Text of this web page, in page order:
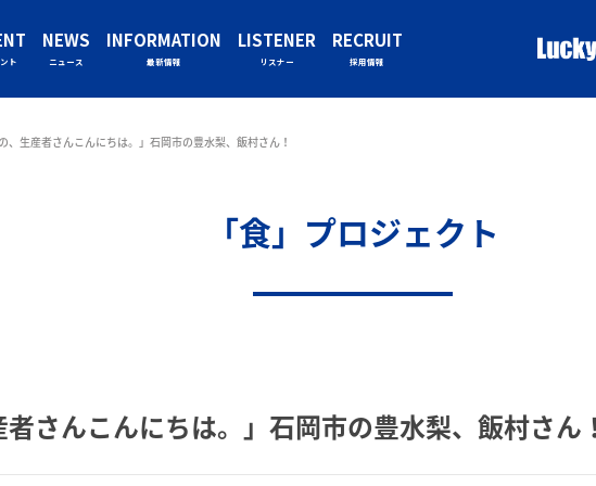
ト
NEWS
ニュース
INFORMATION
最新情報
LISTENER
リスナー
RECRUIT
採用情報
、生産者さんこんにちは。」石岡市の豊水梨、飯村さん！
「食」プロジェクト
者さんこんにちは。」石岡市の豊水梨、飯村さん